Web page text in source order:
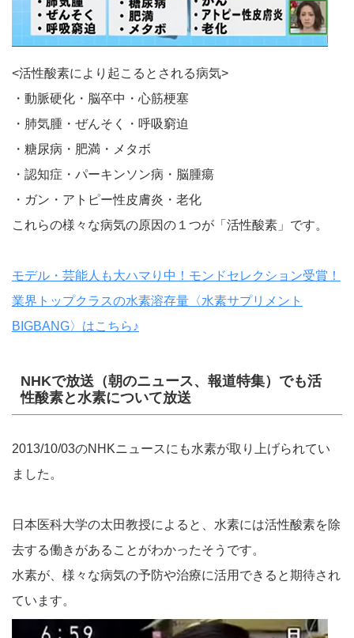
<活性酸素により起こるとされる病気>
・動脈硬化・脳卒中・心筋梗塞
・肺気腫・ぜんそく・呼吸窮迫
・糖尿病・肥満・メタボ
・認知症・パーキンソン病・脳腫瘍
・ガン・アトピー性皮膚炎・老化
これらの様々な病気の原因の１つが「活性酸素」です。
モデル・芸能人も大ハマり中！モンドセレクション受賞！
業界トップクラスの水素溶存量〈水素サプリメント
BIGBANG〉はこちら♪
NHKで放送（朝のニュース、報道特集）でも活
性酸素と水素について放送
2013/10/03のNHKニュースにも水素が取り上げられてい
ました。
日本医科大学の太田教授によると、水素には活性酸素を除
去する働きがあることがわかったそうです。
水素が、様々な病気の予防や治療に活用できると期待され
ています。